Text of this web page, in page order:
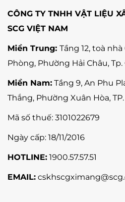
CÔNG TY TNHH VẬT LIỆU
SCG VIỆT NAM
Miền Trung: Tầng 12, toà nhà
Phòng, Phường Hải Châu,
Miền Nam: Tầng 9, An Phu
Thắng, Phường Xuân Hòa,
Mã số thuế: 3101022679
Ngày cấp: 18/11/2016
HOTLINE: 1900.57.57.51
EMAIL: